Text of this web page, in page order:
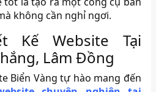
không cần nghỉ ngơi.
Kế Website Tại
Lâm Đồng
Biển Vàng tự hào mang đến